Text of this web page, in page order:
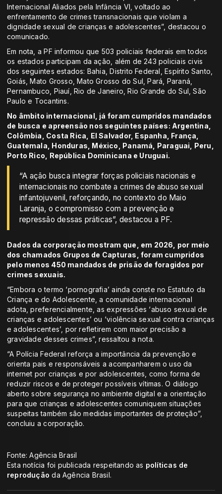
Internacional Aliados pela Infância VI, voltado ao
enfrentamento de crimes transnacionais que violam a
dignidade sexual de crianças e adolescentes”, destacou o
comunicado.
Em nota, a PF informou que 503 policiais federais em todos
os estados participam da ação, além de 243 policiais civis
dos seguintes estados: Bahia, Distrito Federal, Espírito Santo,
Goiás, Mato Grosso, Mato Grosso do Sul, Pará, Paraná,
Pernambuco, Piauí, Rio de Janeiro, Rio Grande do Sul, São
Paulo e Tocantins.
No âmbito internacional, já foram cumpridos mandados
de busca e apreensão nos seguintes países: Argentina,
Colômbia, Costa Rica, El Salvador, Espanha, França,
Guatemala, Honduras, México, Panamá, Paraguai, Peru,
Porto Rico, República Dominicana e Uruguai.
“A ação busca integrar forças policiais nacionais e
internacionais no combate a crimes de abuso sexual
infantojuvenil, reforçando, no contexto do Maio
Laranja, o compromisso com a prevenção e
repressão dessas práticas”, destacou a PF.
Dados da corporação mostram que, em 2026, por meio
dos chamados Grupos de Capturas, foram cumpridos
pelo menos 450 mandados de prisão de foragidos por
crimes sexuais.
“Embora o termo ‘pornografia’ ainda conste no Estatuto da
Criança e do Adolescente, a comunidade internacional
adota, preferencialmente, as expressões ‘abuso sexual de
crianças e adolescentes’ ou ‘violência sexual contra crianças
e adolescentes’, por refletirem com maior precisão a
gravidade desses crimes”, ressaltou a nota.
“A Polícia Federal reforça a importância da prevenção e
orienta pais e responsáveis a acompanharem o uso da
internet por crianças e por adolescentes, como forma de
reduzir riscos e de proteger possíveis vítimas. O diálogo
aberto sobre segurança no ambiente digital e a orientação
para que crianças e adolescentes comuniquem situações
suspeitas também são medidas importantes de proteção”,
concluiu a corporação.
Fonte: Agência Brasil
Esta notícia foi publicada respeitando as políticas de
reprodução da Agência Brasil.